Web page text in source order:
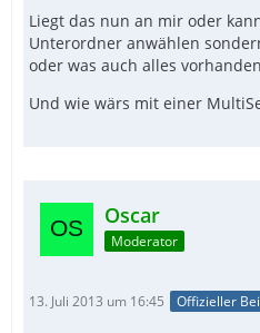
Liegt das nun an mir oder
Unterordner anwählen
oder was auch alles
Und wie wärs mit einer
Oscar
Moderator
13. Juli 2013 um 16:45 Offizieller